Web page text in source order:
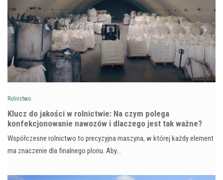
Rolnictwo
Klucz do jakości w rolnictwie: Na czym polega
konfekcjonowanie nawozów i dlaczego jest tak ważne?
Współczesne rolnictwo to precyzyjna maszyna, w której każdy element
ma znaczenie dla finalnego plonu. Aby…